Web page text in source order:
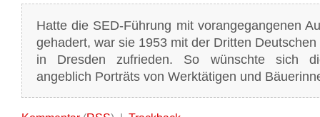
Hatte die SED-Führung mit vorangegangenen
gehadert, war sie 1953 mit der Dritten
in Dresden zufrieden. So wünschte sich
angeblich Porträts von Werktätigen und